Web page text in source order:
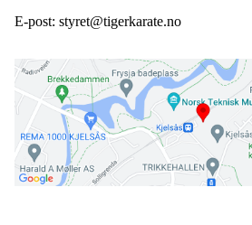
E-post: styret@tigerkarate.no